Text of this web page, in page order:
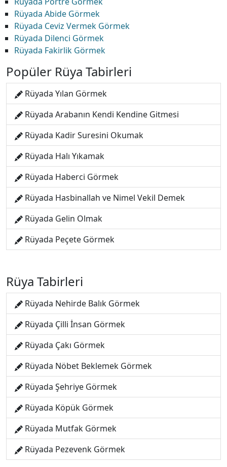
Rüyada Abide Görmek
Rüyada Ceviz Vermek Görmek
Rüyada Dilenci Görmek
Rüyada Fakirlik Görmek
Popüler Rüya Tabirleri
Rüyada Yılan Görmek
Rüyada Arabanın Kendi Kendine Gitmesi
Rüyada Kadir Suresini Okumak
Rüyada Halı Yıkamak
Rüyada Haberci Görmek
Rüyada Hasbinallah ve Nimel Vekil Demek
Rüyada Gelin Olmak
Rüyada Peçete Görmek
Rüya Tabirleri
Rüyada Nehirde Balık Görmek
Rüyada Çilli İnsan Görmek
Rüyada Çakı Görmek
Rüyada Nöbet Beklemek Görmek
Rüyada Şehriye Görmek
Rüyada Köpük Görmek
Rüyada Mutfak Görmek
Rüyada Pezevenk Görmek